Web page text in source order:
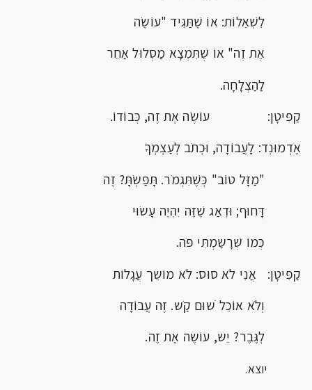
לִשְׁאֵלוֹת: אוֹ שֶׁתַּגִּיד "עוֹשֶׂה
אֶת זֶה" אוֹ שֶׁתִּמְצָא מַסְלוּל אַחֵר
לַהַצְלָחָה.
קַפִּיטָן: עוֹשֶׂה אֶת זֶה, כְּבוֹדוֹ.
אֶדְמוּנְד: לָעֲבוֹדָה, וּכְתֹב לְעַצְמְךָ
"מַזָּל טוֹב" כְּשֶׁתִּגְמֹר. תָּפַשְֹתָּ? זֶה
דָּחוּף; וּדְאַג שֶׁזֶּה יִהְיֶה עָשׂוּי
כְּמוֹ שְׁרָשַמְתִּי פֹּה.
קַפִּיטָן: אֲנִי לֹא סוּס: לֹא מוֹשֵך עֲגָלוֹת
וְלֹא אוֹכֵל ֹשוּם קַֹש. זֶה עֲבוֹדָה
לְגֶּבֶר? יֵש, עוֹשֶה אֶת זֶה.
יוצא.